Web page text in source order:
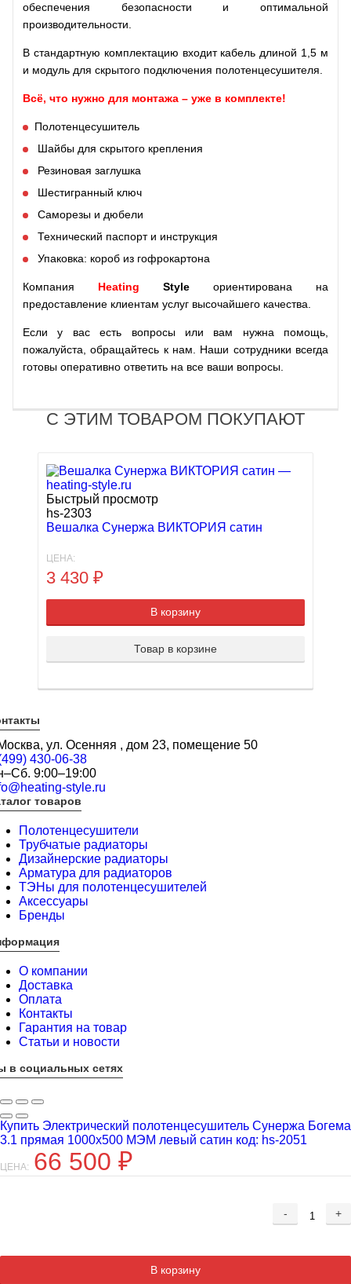
обеспечения безопасности и оптимальной
производительности.
В стандартную комплектацию входит кабель длиной 1,5 м
и модуль для скрытого подключения полотенцесушителя.
Всё, что нужно для монтажа – уже в комплекте!
Полотенцесушитель
Шайбы для скрытого крепления
Резиновая заглушка
Шестигранный ключ
Саморезы и дюбели
Технический паспорт и инструкция
Упаковка: короб из гофрокартона
Компания Heating Style ориентирована на
предоставление клиентам услуг высочайшего качества.
Если у вас есть вопросы или вам нужна помощь,
пожалуйста, обращайтесь к нам. Наши сотрудники всегда
готовы оперативно ответить на все ваши вопросы.
С ЭТИМ ТОВАРОМ ПОКУПАЮТ
Быстрый просмотр
hs-2303
Вешалка Сунержа ВИКТОРИЯ сатин
ЦЕНА:
3 430 ₽
В корзину
Товар в корзине
ул. Осенняя , дом 23, помещение 50
430-06-38
9:00–19:00
style.ru
товаров
Полотенцесушители
Трубчатые радиаторы
Дизайнерские радиаторы
Арматура для радиаторов
ТЭНы для полотенцесушителей
Аксессуары
Бренды
О компании
Доставка
Оплата
Контакты
Гарантия на товар
Статьи и новости
в социальных сетях
Купить Электрический полотенцесушитель Сунержа Богема
3.1 прямая 1000x500 МЭМ левый сатин код: hs-2051
ЦЕНА: 66 500 ₽
- +
В корзину